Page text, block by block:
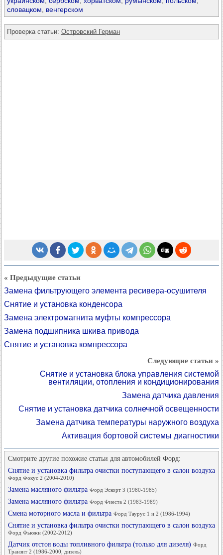
словацком
венгерском
Проверка статьи: Островский Герман
« Предыдущие статьи
Замена фильтрующего элемента ресивера-осушителя
Снятие и установка конденсора
Замена электромагнита муфты компрессора
Замена подшипника шкива привода
Снятие и установка компрессора
Следующие статьи »
Снятие и установка блока управления системой
вентиляции, отопления и кондиционирования
Замена датчика давления
Снятие и установка датчика солнечной освещенности
Замена датчика температуры наружного воздуха
Активация бортовой системы диагностики
Смотрите другие похожие статьи для автомобилей Форд:
Снятие и установка фильтра очистки поступающего в салон воздуха
Форд Фокус 2 (2004-2010)
Замена масляного фильтра Форд Эскорт 3 (1980-1985)
Замена масляного фильтра Форд Фиеста 2 (1983-1989)
Смена моторного масла и фильтра Форд Таурус 1 и 2 (1986-1994)
Снятие и установка фильтра очистки поступающего в салон воздуха
Форд Фьюжн (2002-2012)
Датчик отстоя воды топливного фильтра (только для дизеля) Форд
Транзит 2 (1986-2000, дизель)